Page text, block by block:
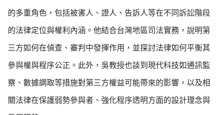
的多重角色，包括被害人、證人、告訴人等在不同訴訟階段
的法律定位與權利內涵。他結合台灣地區司法實務，說明第
三方如何在偵查、審判中發揮作用，並探討法律如何平衡其
參與權與程序公正。此外，吳教授也談到現代科技如通訊監
察、數據調取等措施對第三方權益可能帶來的影響，以及相
關法律在保護弱勢參與者、強化程序透明方面的設計理念與